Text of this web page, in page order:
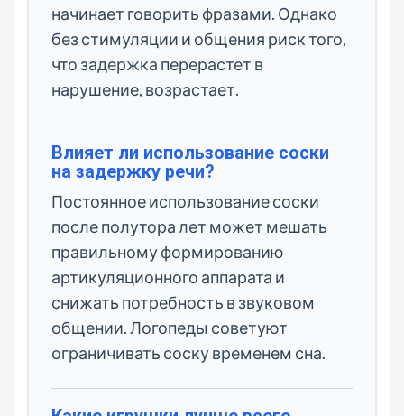
начинает говорить фразами. Однако
без стимуляции и общения риск того,
что задержка перерастет в
нарушение, возрастает.
Влияет ли использование соски
на задержку речи?
Постоянное использование соски
после полутора лет может мешать
правильному формированию
артикуляционного аппарата и
снижать потребность в звуковом
общении. Логопеды советуют
ограничивать соску временем сна.